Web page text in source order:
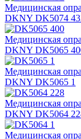
Медицинская
DKNY DK5074
Медицинская
DKNY DK5065
Медицинская
DKNY DK5065 1
Медицинская
DKNY DK5064
Медицинская